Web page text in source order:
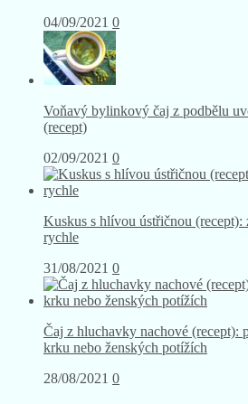
04/09/2021 0
Voňavý bylinkový čaj z podbělu
(recept)
02/09/2021 0
Kuskus s hlívou ústřičnou (recept):
rychle
31/08/2021 0
Čaj z hluchavky nachové (recept):
krku nebo ženských potížích
28/08/2021 0